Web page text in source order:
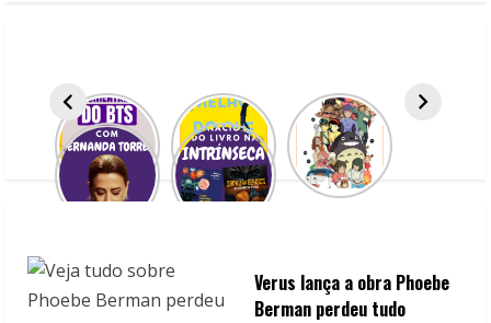
Verus lança a obra Phoebe
Berman perdeu tudo